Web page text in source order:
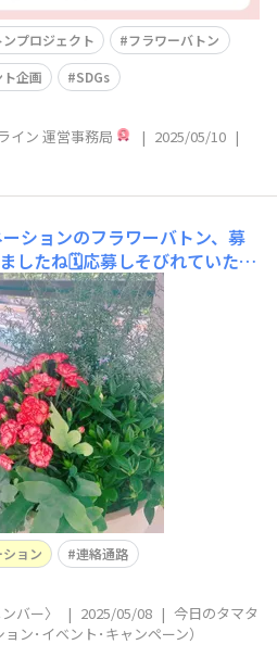
プロジェクト
フラワーバトン
企画 SDGs
イン 運営事務局 | 2025/05/10 |
ションのフラワーバトン、募
したね🗓️応募しそびれていた
通路には、お行儀よく並ぶ姿
ョン 連絡通路
バー〉 | 2025/05/08 | 今日のタマタ
ン･イベント･キャンペーン）